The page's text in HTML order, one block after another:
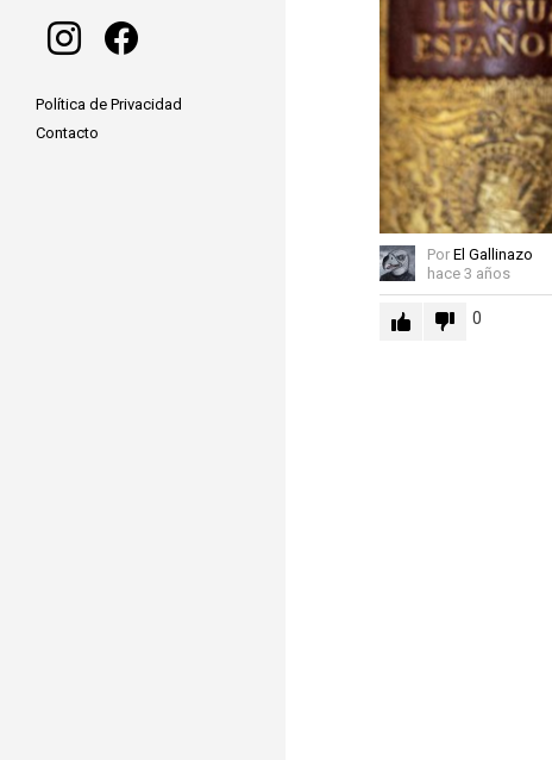
Por El Gallinazo
hace 3 años
0
Política de Privacidad
Contacto